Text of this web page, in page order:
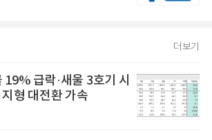
더보기
급락·새울 3호기 시
형 대전환 가속